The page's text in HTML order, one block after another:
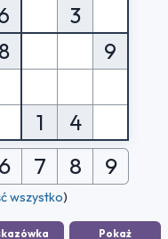
3
8
9
1 4
6 7 8 9
wszystko)